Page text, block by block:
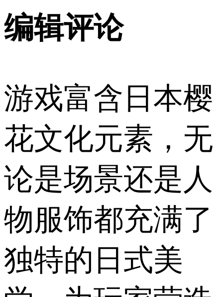
编辑评论
游戏富含日本樱
花文化元素，无
论是场景还是人
物服饰都充满了
独特的日式美